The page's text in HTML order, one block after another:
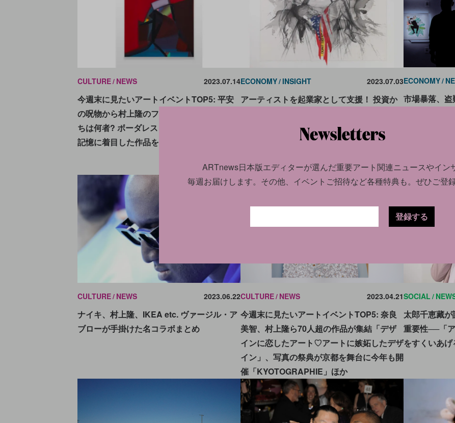
CULTURE NEWS 2023.07.14
今週末に見たいアートイベントTOP5: 平安
の呪物から村上隆のフィギュアまで「 私た
ちは何者? ボーダレス・ドールズ」、人間の
記憶に着目した作品を発表「エキソニモ展」
ECONOMY INSIGHT 2023.07.03
アーティストを起業家として支援！ 投資か
ビネーター」が始動
ECONOMY
市場暴落、
アートはど
CULTURE NEWS 2023.06.22
ナイキ、村上隆、IKEA etc. ヴァージル・ア
ブローが手掛けた名コラボまとめ
CULTURE NEWS 2023.04.21
今週末に見たいアートイベントTOP5: 奈良
美智、村上隆ら70人超の作品が集結「デザ
インに恋したアート♡アートに嫉妬したデザ
イン」、写真の祭典が京都を舞台に今年も開
催「KYOTOGRAPHIE」ほか
SOCIAL
太郎千恵藏
重要性──「
をすくいあげ
ARTnews日本版エディターが選んだ重要アート関連ニュースやイン
毎週お届けします。 その他、イベントご招待など各種特典も。ぜひご登録
登録する